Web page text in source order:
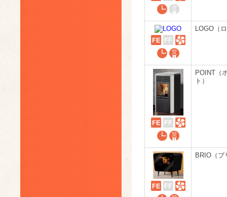
LOGO（
POINT（
ト）
BRIO（ブ